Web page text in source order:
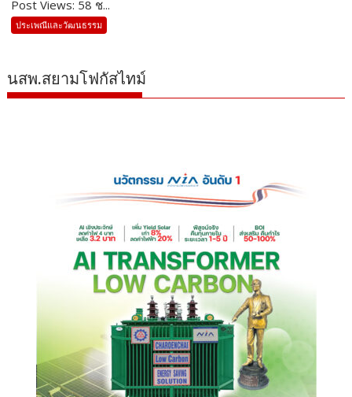
Post Views: 58 ช...
ประเพณีและวัฒนธรรม
นสพ.สยามโฟกัสไทม์